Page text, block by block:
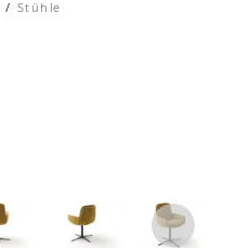
Stühle